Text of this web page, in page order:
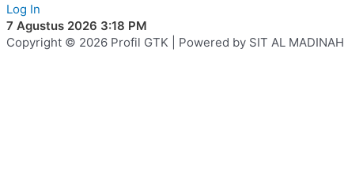
Log In
7 Agustus 2026 3:18 PM
Copyright © 2026 Profil GTK | Powered by SIT AL MADINAH